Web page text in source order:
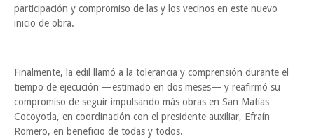
participación y compromiso de las y los vecinos en este nuevo
inicio de obra.
Finalmente, la edil llamó a la tolerancia y comprensión durante el
tiempo de ejecución —estimado en dos meses— y reafirmó su
compromiso de seguir impulsando más obras en San Matías
Cocoyotla, en coordinación con el presidente auxiliar, Efraín
Romero, en beneficio de todas y todos.